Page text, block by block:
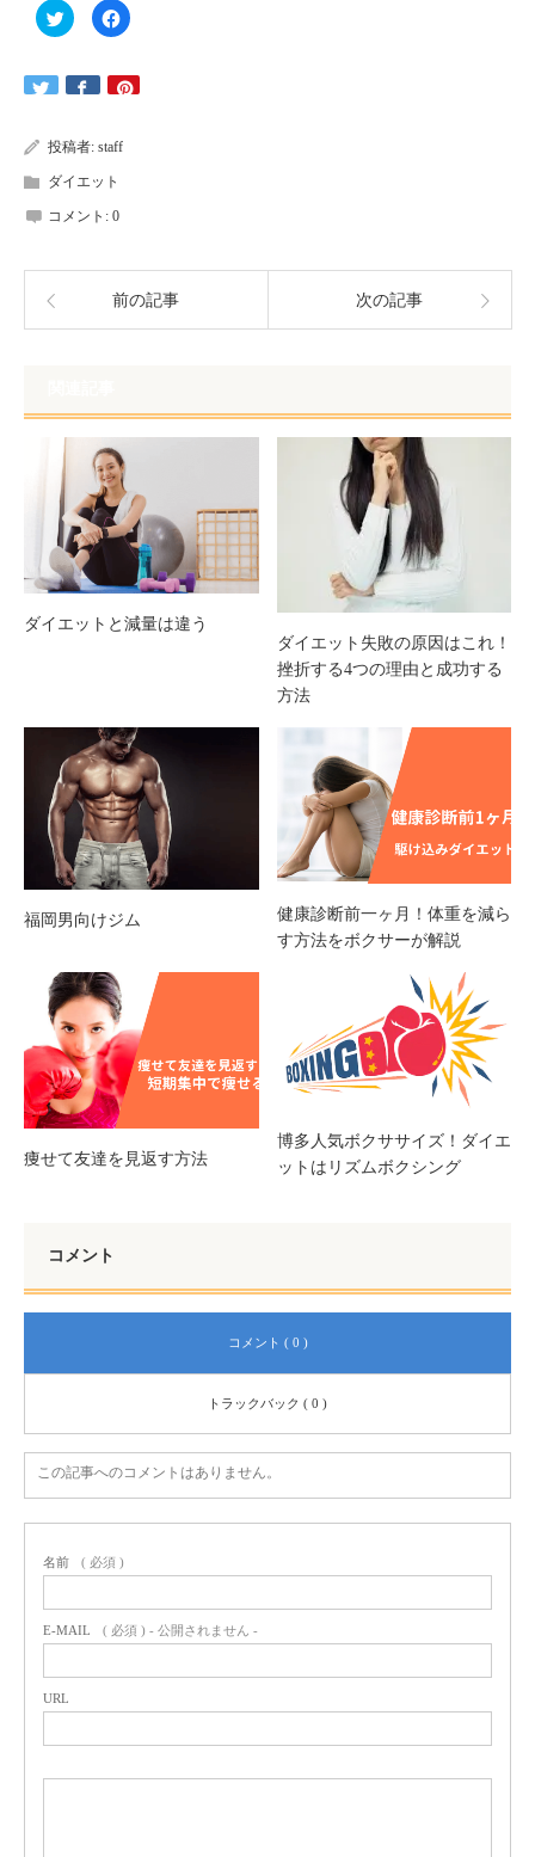
ク
リ
し
て
Twitter
有
(新
し
い
ィ
ン
で
す)
Facebook
で
す
る
に
リ
ッ
(新
い
ウ
ィ
き
す)
投稿者: staff
ダイエット
コメント: 0
前の記事 次の記事
ダイエットと減量は違う
ダイエット失敗の原因はこれ！
挫折する4つの理由と成功する
方法
福岡男向けジム
健康診断前一ヶ月！体重を減ら
す方法をボクサーが解説
痩せて友達を見返す方法
博多人気ボクササイズ！ダイエ
ットはリズムボクシング
コメント
コメント ( 0 )
トラックバック ( 0 )
この記事へのコメントはありません。
名前 ( 必須 )
E-MAIL ( 必須 ) - 公開されません -
URL